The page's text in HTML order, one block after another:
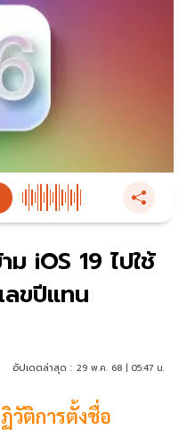
iOS 19 ไปใช้
ขปีแทน
อัปเดตล่าสุด : 29 พ.ค. 68 | 05:47 น.
วัติการตั้งชื่อ